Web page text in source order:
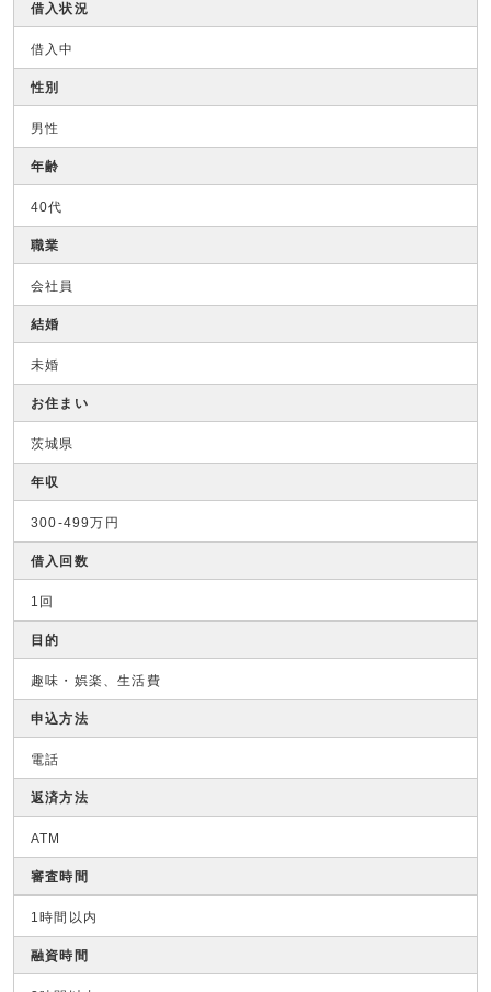
借入状況
借入中
性別
男性
年齢
40代
職業
会社員
結婚
未婚
お住まい
茨城県
年収
300-499万円
借入回数
1回
目的
趣味・娯楽、生活費
申込方法
電話
返済方法
ATM
審査時間
1時間以内
融資時間